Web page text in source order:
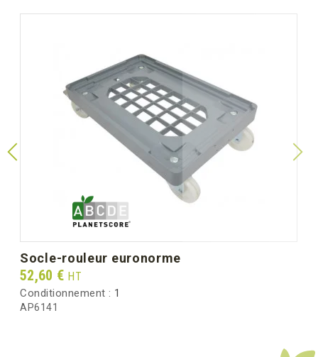
socle-rouleur euronorme
Prix
52,60 € HT
Conditionnement : 1
AP6141